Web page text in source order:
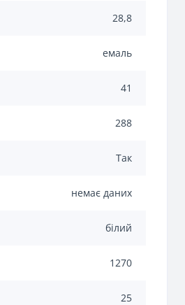
28,8
емаль
41
288
Так
немає даних
білий
1270
25